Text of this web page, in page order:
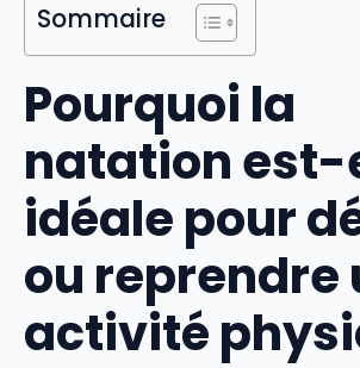
Sommaire
Pourquoi la
natation est-
idéale pour
ou reprendre
activité